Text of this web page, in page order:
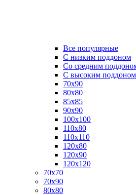
Все популярные
C низким поддоном
Со средним
С высоким поддоном
70х90
80х80
85х85
90х90
100х100
110х80
110х110
120х80
120х90
120х120
70х70
70х90
80х80